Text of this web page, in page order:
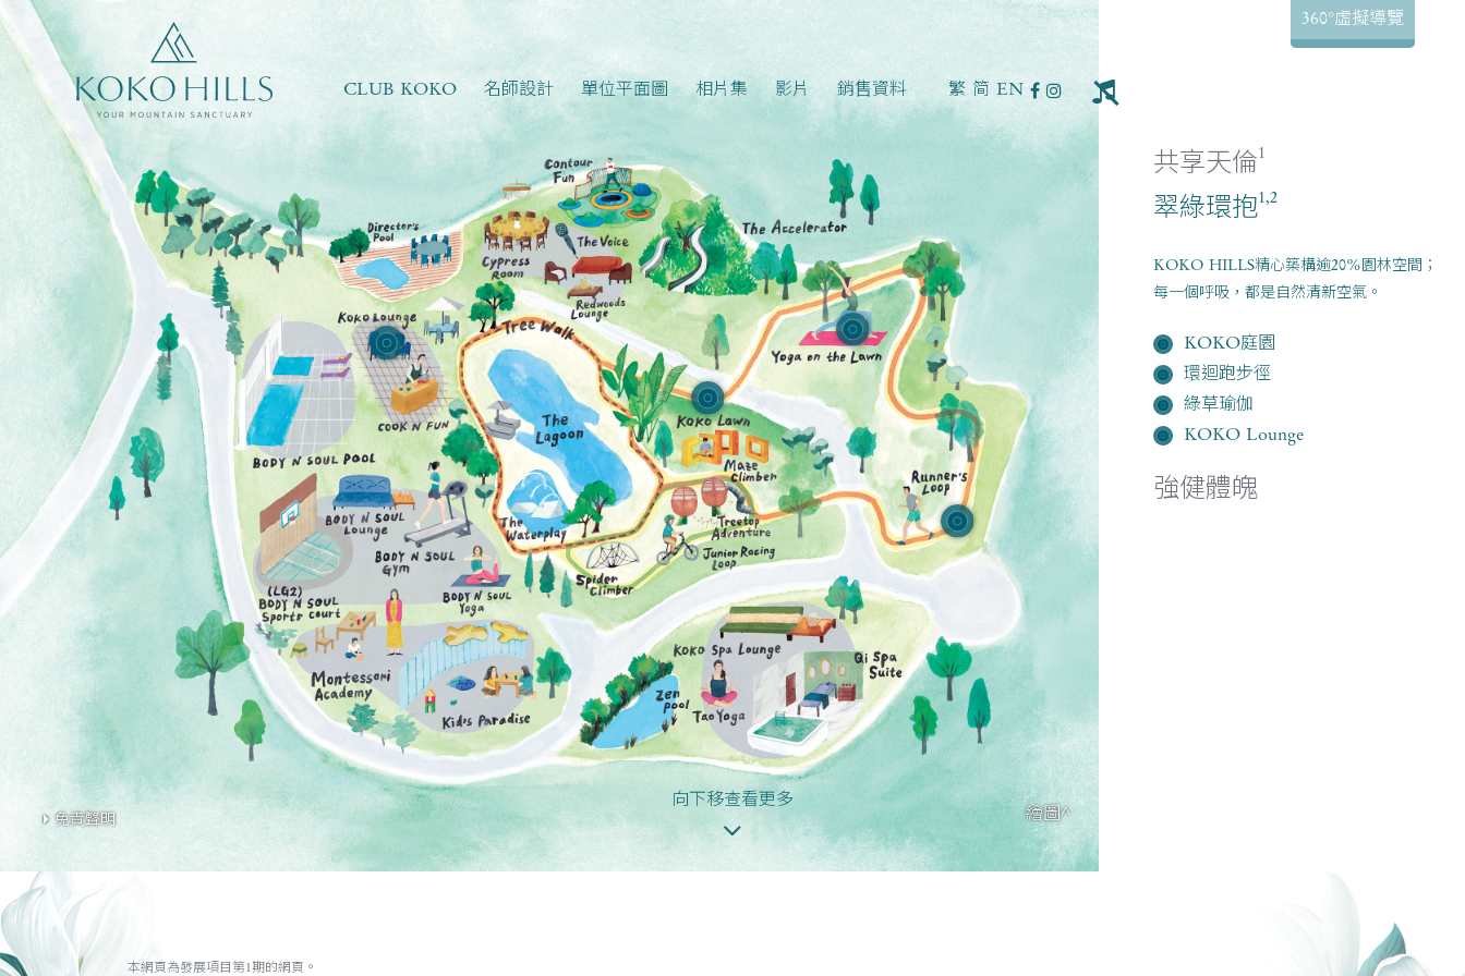
CLUB KOKO 名師設計 單位平面圖 相片集 影片 銷售資料 繁 简 EN
360°虛擬導覽
繪圖^
共享天倫1
翠綠環抱1,2
KOKO HILLS精心築構逾20%園林空間；
每一個呼吸，都是自然清新空氣。
KOKO庭園
環迴跑步徑
綠草瑜伽
KOKO Lounge
強健體魄
免責聲明
向下移查看更多
本網頁為發展項目第1期的網頁。